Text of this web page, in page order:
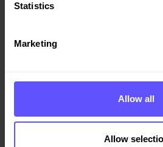
Statistics
Marketing
Allow all
Allow
+47 21 05 50 00
Anders Wettre